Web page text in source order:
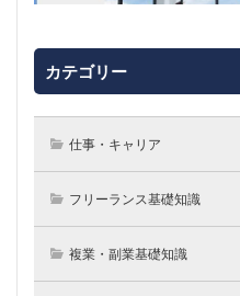
カテゴリー
仕事・キャリア
フリーランス基礎知識
複業・副業基礎知識